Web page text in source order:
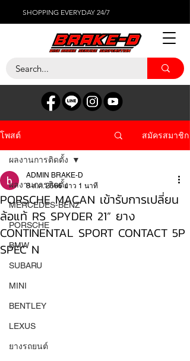
SHOPPING EVERYDAY 24/7
โพสต์ สมัครสมาชิก
ผลงานการติดตั้ง
MERCEDES-BENZ
PORSCHE
BMW
SUBARU
MINI
BENTLEY
LEXUS
ยางรถยนต์
ผลงานการติดตั้ง
PORSCHE MACAN เข้ารับการเปลี่ยน
ล้อแท้ RS SPYDER 21” ยาง
CONTINENTAL SPORT CONTACT 5P
SPEC N
ADMIN BRAKE-D
8 ส.ค. 2566 ยาว 1 นาที